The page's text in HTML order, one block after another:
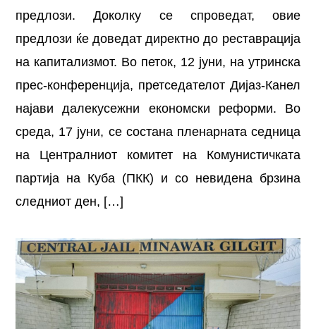
предлози. Доколку се спроведат, овие
предлози ќе доведат директно до реставрација
на капитализмот. Во петок, 12 јуни, на утринска
прес-конференција, претседателот Дијаз-Канел
најави далекусежни економски реформи. Во
среда, 17 јуни, се состана пленарната седница
на Централниот комитет на Комунистичката
партија на Куба (ПКК) и со невидена брзина
следниот ден, […]